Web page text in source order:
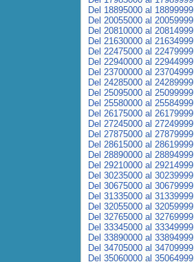
Del 18895000 al 18899999
Del 20055000 al 20059999
Del 20810000 al 20814999
Del 21630000 al 21634999
Del 22475000 al 22479999
Del 22940000 al 22944999
Del 23700000 al 23704999
Del 24285000 al 24289999
Del 25095000 al 25099999
Del 25580000 al 25584999
Del 26175000 al 26179999
Del 27245000 al 27249999
Del 27875000 al 27879999
Del 28615000 al 28619999
Del 28890000 al 28894999
Del 29210000 al 29214999
Del 30235000 al 30239999
Del 30675000 al 30679999
Del 31335000 al 31339999
Del 32055000 al 32059999
Del 32765000 al 32769999
Del 33345000 al 33349999
Del 33890000 al 33894999
Del 34705000 al 34709999
Del 35060000 al 35064999